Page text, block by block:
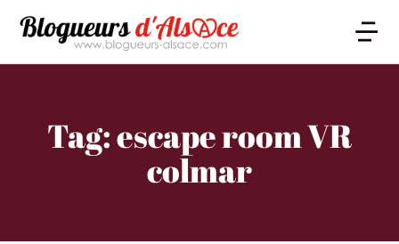
Tag: escape room VR
colmar